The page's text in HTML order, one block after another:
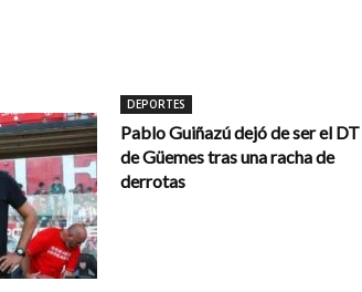
DEPORTES
Pablo Guiñazú dejó de ser el DT
de Güemes tras una racha de
derrotas